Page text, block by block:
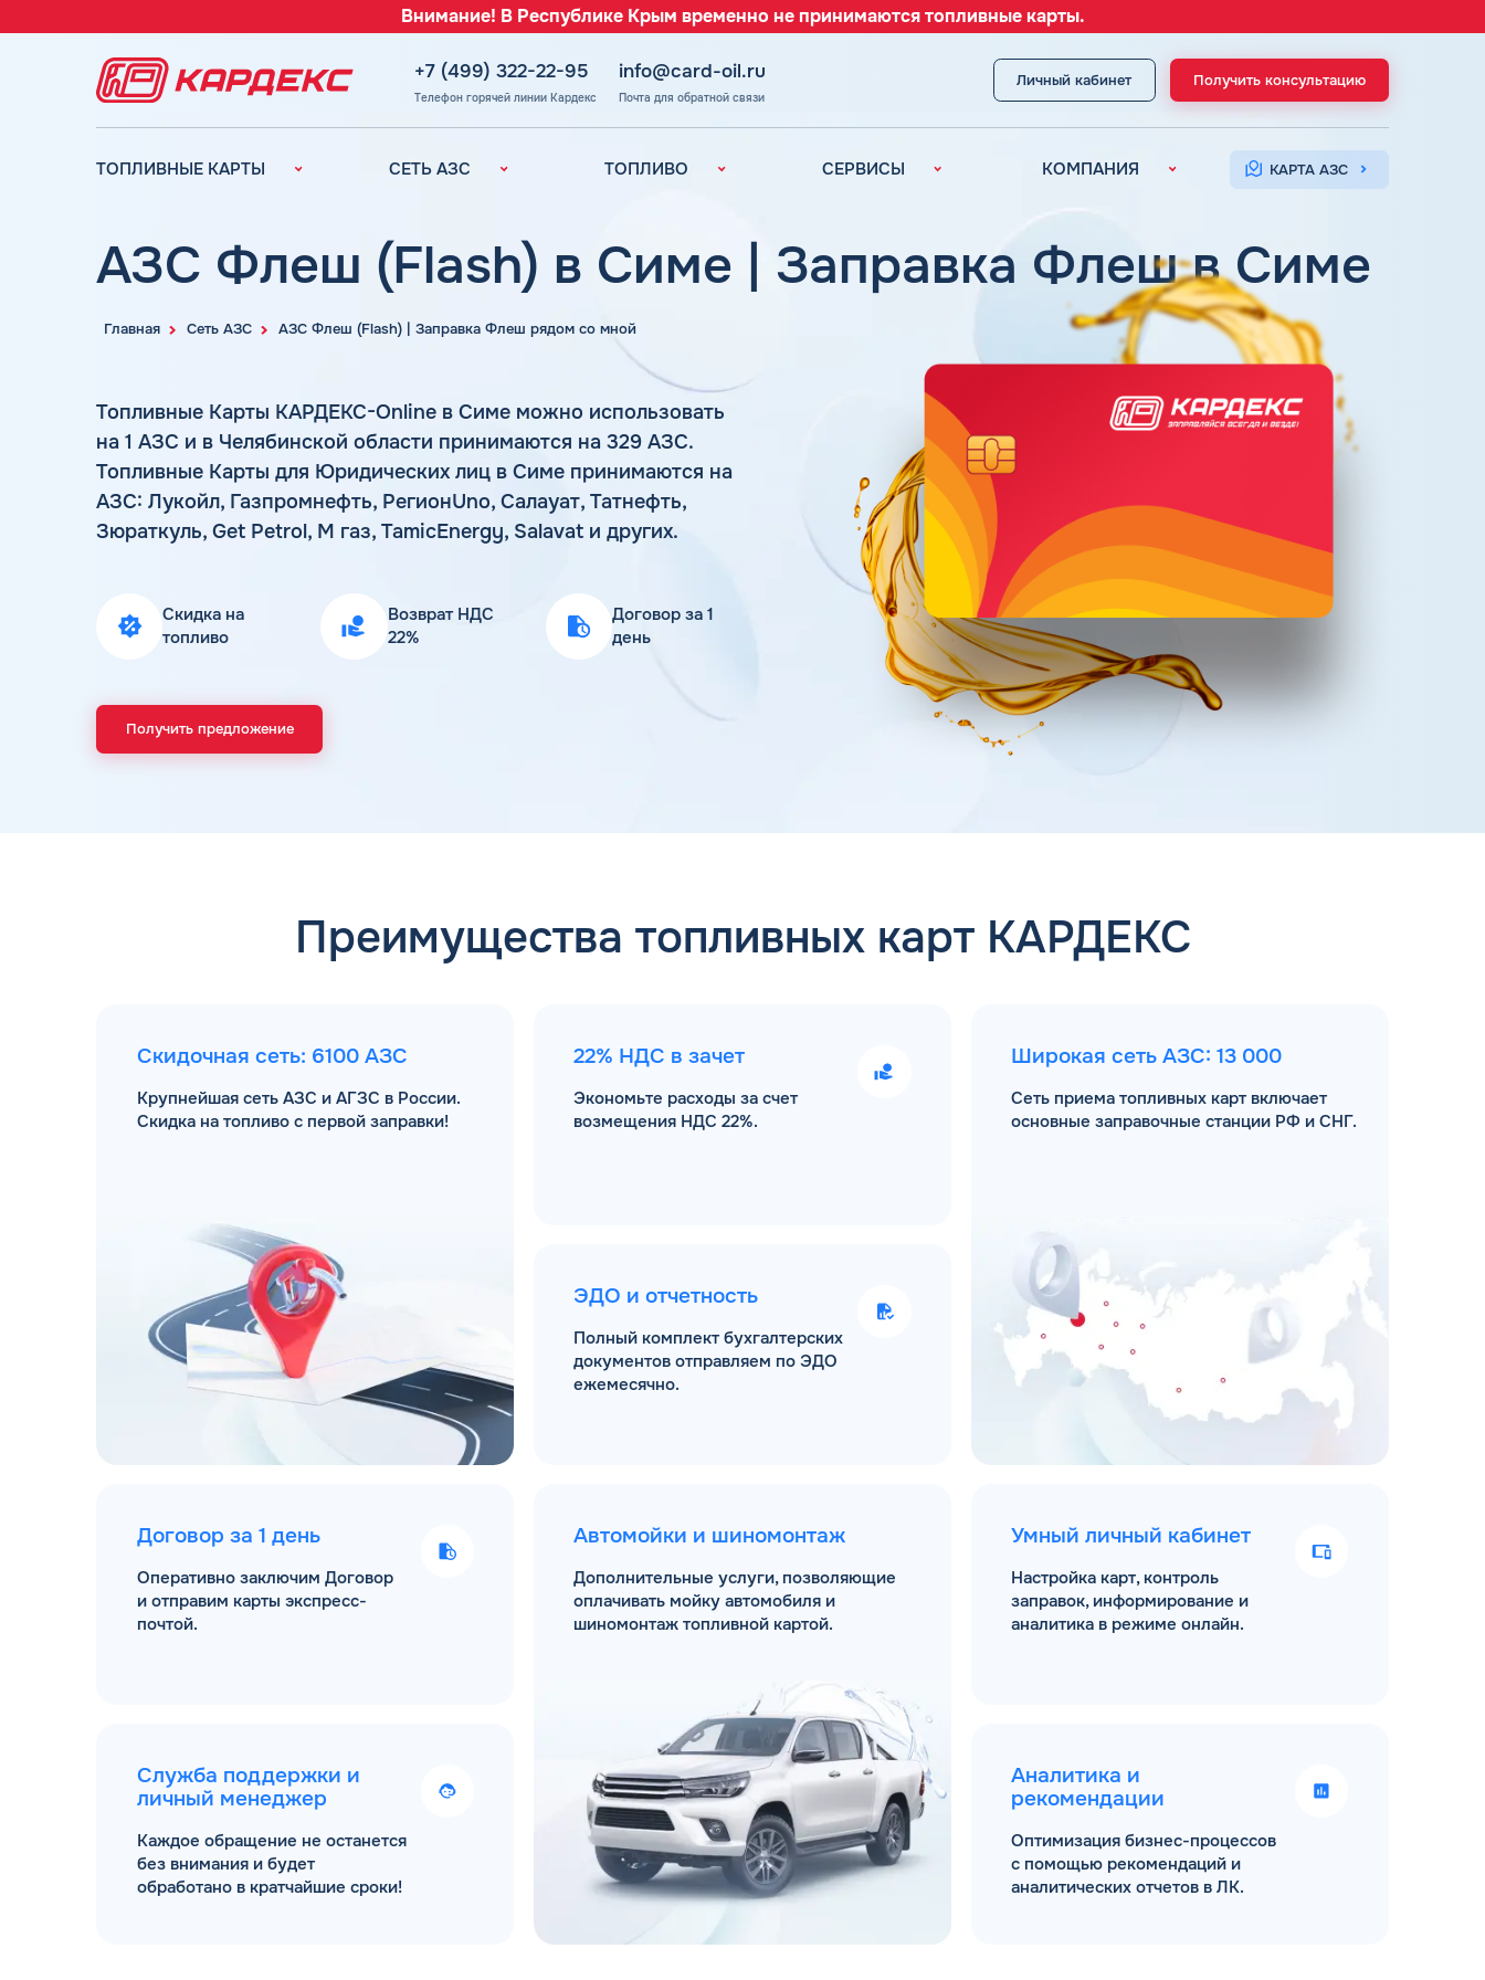
Внимание! В Республике Крым временно не принимаются топливные карты.
+7 (499) 322-22-95
Телефон горячей линии Кардекс
info@card-oil.ru
Почта для обратной связи
Личный кабинет Получить консультацию
ТОПЛИВНЫЕ КАРТЫ
Преимущества
Индивидуальный
Аdblue
Вопросы и Ответы
СЕТЬ АЗС
АЗС Газпромнефть
АЗС Тебойл
АЗС
Сургутнефтегаз
АЗС
Нефтьмагистраль
ТОПЛИВО
Бензин
Топливные бренды
Наши города
расхода топлива
Статьи
Цена бензина и ДТ
СЕРВИСЫ
Документооборот
(ЭДО)
Умный Личный
окончании баланса
Поддержка
КОМПАНИЯ КАРТА АЗС
Главная Сеть АЗС АЗС Флеш (Flash) | Заправка Флеш рядом со мной
АЗС Флеш (Flash) в Симе | Заправка Флеш в Симе
Топливные Карты КАРДЕКС-Online в Симе можно использовать
на 1 АЗС и в Челябинской области принимаются на 329 АЗС.
Топливные Карты для Юридических лиц в Симе принимаются на
АЗС: Лукойл, Газпромнефть, РегионUno, Салауат, Татнефть,
Зюраткуль, Get Petrol, М газ, TamicEnergy, Salavat и других.
Скидка на
топливо
Возврат НДС
22%
Договор за 1
день
Получить предложение
Преимущества топливных карт КАРДЕКС
Скидочная сеть: 6100 АЗС
Крупнейшая сеть АЗС и АГЗС в России.
Скидка на топливо с первой заправки!
Договор за 1 день
Оперативно заключим Договор
и отправим карты экспресс-
почтой.
Служба поддержки и
личный менеджер
Каждое обращение не останется
без внимания и будет
обработано в кратчайшие сроки!
22% НДС в зачет
Экономьте расходы за счет
возмещения НДС 22%.
ЭДО и отчетность
Полный комплект бухгалтерских
документов отправляем по ЭДО
ежемесячно.
Автомойки и шиномонтаж
Дополнительные услуги, позволяющие
оплачивать мойку автомобиля и
шиномонтаж топливной картой.
Широкая сеть АЗС: 13 000
Сеть приема топливных карт включает
основные заправочные станции РФ и СНГ.
Умный личный кабинет
Настройка карт, контроль
заправок, информирование и
аналитика в режиме онлайн.
Аналитика и
рекомендации
Оптимизация бизнес-процессов
с помощью рекомендаций и
аналитических отчетов в ЛК.